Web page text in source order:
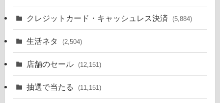
クレジットカード・キャッシュレス決済 (5,884)
生活ネタ (2,504)
店舗のセール (12,151)
抽選で当たる (11,151)